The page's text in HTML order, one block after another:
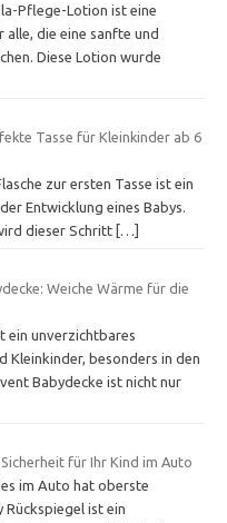
Pflege-Lotion ist eine
alle, die eine sanfte und
Diese Lotion wurde
Tasse für Kleinkinder ab 6
zur ersten Tasse ist ein
Entwicklung eines Babys.
dieser Schritt […]
Weiche Wärme für die
ein unverzichtbares
Kleinkinder, besonders in den
Babydecke ist nicht nur
für Ihr Kind im Auto
im Auto hat oberste
ist ein